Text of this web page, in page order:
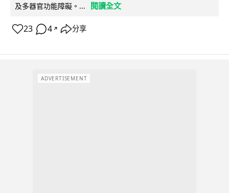
及多器官功能障礙。...
閱讀全文
23 4 ↗ 分享
ADVERTISEMENT